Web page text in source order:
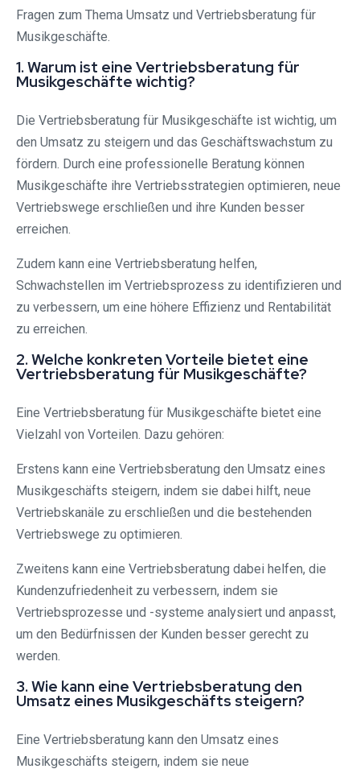
Fragen zum Thema Umsatz und Vertriebsberatung für
Musikgeschäfte.
1. Warum ist eine Vertriebsberatung für
Musikgeschäfte wichtig?
Die Vertriebsberatung für Musikgeschäfte ist wichtig, um
den Umsatz zu steigern und das Geschäftswachstum zu
fördern. Durch eine professionelle Beratung können
Musikgeschäfte ihre Vertriebsstrategien optimieren, neue
Vertriebswege erschließen und ihre Kunden besser
erreichen.
Zudem kann eine Vertriebsberatung helfen,
Schwachstellen im Vertriebsprozess zu identifizieren und
zu verbessern, um eine höhere Effizienz und Rentabilität
zu erreichen.
2. Welche konkreten Vorteile bietet eine
Vertriebsberatung für Musikgeschäfte?
Eine Vertriebsberatung für Musikgeschäfte bietet eine
Vielzahl von Vorteilen. Dazu gehören:
Erstens kann eine Vertriebsberatung den Umsatz eines
Musikgeschäfts steigern, indem sie dabei hilft, neue
Vertriebskanäle zu erschließen und die bestehenden
Vertriebswege zu optimieren.
Zweitens kann eine Vertriebsberatung dabei helfen, die
Kundenzufriedenheit zu verbessern, indem sie
Vertriebsprozesse und -systeme analysiert und anpasst,
um den Bedürfnissen der Kunden besser gerecht zu
werden.
3. Wie kann eine Vertriebsberatung den
Umsatz eines Musikgeschäfts steigern?
Eine Vertriebsberatung kann den Umsatz eines
Musikgeschäfts steigern, indem sie neue